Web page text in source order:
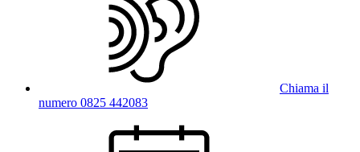
Chiama il
numero 0825 442083